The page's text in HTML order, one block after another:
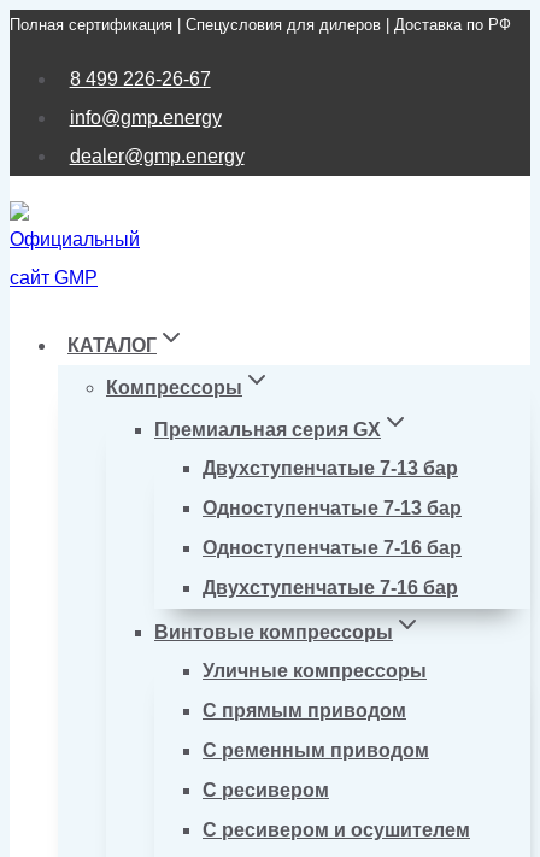
Перейти
Полная сертификация | Спецусловия для дилеров | Доставка по РФ
8 499 226-26-67
info@gmp.energy
dealer@gmp.energy
КАТАЛОГ
Компрессоры
Премиальная серия GX
Двухступенчатые 7-13 бар
Одноступенчатые 7-13 бар
Одноступенчатые 7-16 бар
Двухступенчатые 7-16 бар
Винтовые компрессоры
Уличные компрессоры
С прямым приводом
С ременным приводом
С ресивером
С ресивером и осушителем